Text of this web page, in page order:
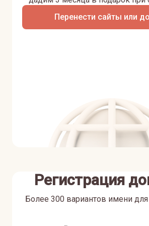
Перенести сайты или
Регистрация
Более 300 вариантов имени